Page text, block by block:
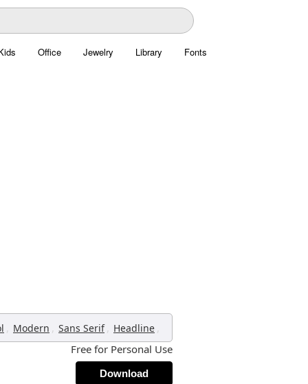
Office Jewelry Library Fonts
, Modern , Sans Serif , Headline ,
Free for Personal Use
Download